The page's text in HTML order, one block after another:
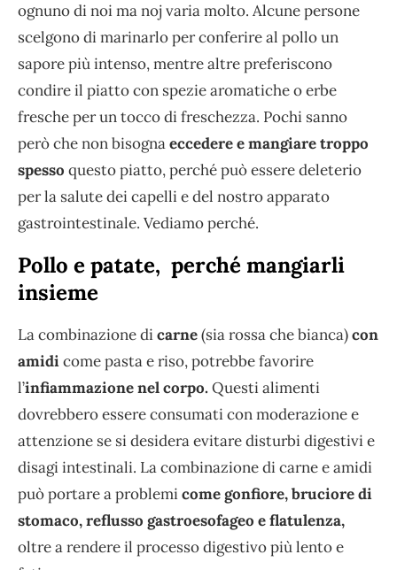
ognuno di noi ma noj varia molto. Alcune persone
scelgono di marinarlo per conferire al pollo un
sapore più intenso, mentre altre preferiscono
condire il piatto con spezie aromatiche o erbe
fresche per un tocco di freschezza. Pochi sanno
però che non bisognaeccedere e mangiare troppo
spesso questo piatto, perché può essere deleterio
per la salute dei capelli e del nostro apparato
gastrointestinale. Vediamo perché.
Pollo e patate, perché mangiarli
insieme
La combinazione dicarne(sia rossa che bianca)con
amidicome pasta e riso, potrebbe favorire
l’infiammazione nel corpo. Questi alimenti
dovrebbero essere consumati con moderazione e
attenzione se si desidera evitare disturbi digestivi e
disagi intestinali. La combinazione di carne e amidi
può portare a problemicome gonfiore, bruciore di
stomaco, reflusso gastroesofageo e flatulenza,
oltre a rendere il processo digestivo più lento e